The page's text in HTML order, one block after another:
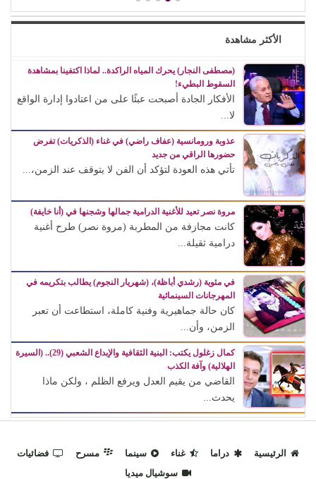
الأكثر مشاهدة
(مصطفى النجار) يحرك المياه الراكدة.. لماذا اكتفينا بمشاهدة
السقوط البطيء!
الأفكار الجادة أصبحت عبئًا على من اعتادوا إدارة الواقع
لا...
عذوبة ورومانسية (عفاف راضي) في غناء (الذكريات) تفرض
حضورها الراقي من جديد
تأتي هذه العودة لتؤكد أن الفن لا يتوقف عند الزمن،...
مروة نصر تعيد للأغنية الدرامية جمالها وشجنها في (أنا خايفة)
كانت مجازفة من المطربة (مروة نصر) طرح أغنية
درامية ثقيلة...
في مئوية (رشدي أباظة)، (شهريار النجوم) يطالب بتكريمه في
المهرجانات السينمائية
كان حالة جماهيرية وفنية كاملة، استطاعت أن تعبر
الزمن، وأن...
كمال زغلول يكتب: البنية الثقافية والإبداع الشعبي (29).. (السيرة
الهلالية) وآفة الكذب
القاضي من يقيم العدل ويرفع الظلم ، ولكن ماذا
يحدث...
الرئيسية دراما غناء سينما مسرح
فضائيات
سوشيال ميديا